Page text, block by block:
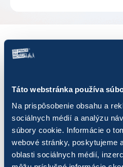
Táto webstránka používa
Na prispôsobenie obsahu a
sociálnych médií a analýzu
súbory cookie. Informácie o
webové stránky, poskytujeme
oblasti sociálnych médií,
VÝSLEDKY
Zobraziť výsledkov
Názov